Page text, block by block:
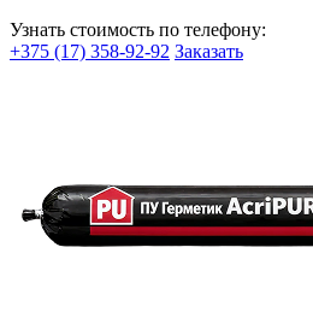
Узнать стоимость по телефону:
+375 (17) 358-92-92 Заказать